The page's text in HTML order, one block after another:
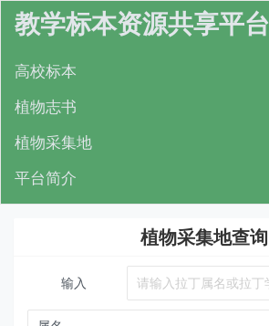
教学标本资源共享平台
高校标本
植物志书
植物采集地
平台简介
植物采集地查询
输入